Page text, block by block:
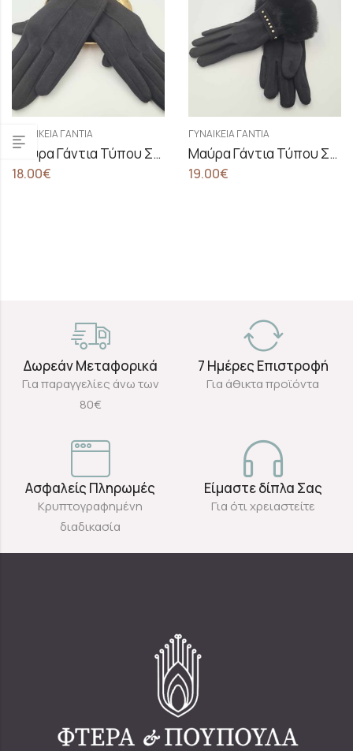
ΓΥΝΑΙΚΕΊΑ ΓΆΝΤΙΑ
Μαύρα Γάντια Τύπου Σουέτ
18.00€
ΓΥΝΑΙΚΕΊΑ ΓΆΝΤΙΑ
Μαύρα Γάντια Τύπου Σουέτ Με Γούνα
19.00€
Δωρεάν Μεταφορικά
Για παραγγελίες άνω των
80€
7 Ημέρες Επιστροφή
Για άθικτα προϊόντα
Ασφαλείς Πληρωμές
Κρυπτογραφημένη
διαδικασία
Είμαστε δίπλα Σας
Για ότι χρειαστείτε